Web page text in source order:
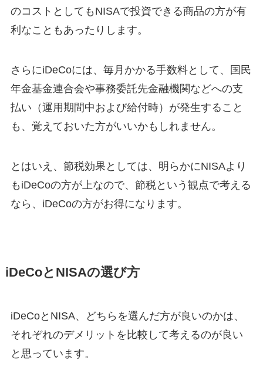
のコストとしてもNISAで投資できる商品の方が有
利なこともあったりします。
さらにiDeCoには、毎月かかる手数料として、国民
年金基金連合会や事務委託先金融機関などへの支
払い（運用期間中および給付時）が発生すること
も、覚えておいた方がいいかもしれません。
とはいえ、節税効果としては、明らかにNISAより
もiDeCoの方が上なので、節税という観点で考える
なら、iDeCoの方がお得になります。
iDeCoとNISAの選び方
iDeCoとNISA、どちらを選んだ方が良いのかは、
それぞれのデメリットを比較して考えるのが良い
と思っています。